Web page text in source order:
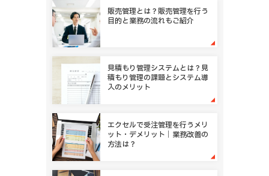
債権管理
サブスクリプション販売管理
購買申請管理
稟議承認
外注先管理
開発工数管理
作業進捗管理
代理店管理
フランチャイズ管理
セミナー管理
販売管理とは？販売管理を行う
目的と業務の流れもご紹介
見積もり管理システムとは？見
積もり管理の課題とシステム導
入のメリット
エクセルで受注管理を行うメリ
ット・デメリット｜業務改善の
方法は？